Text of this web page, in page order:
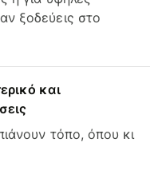
ξοδεύεις στο
και
τόπο, όπου κι